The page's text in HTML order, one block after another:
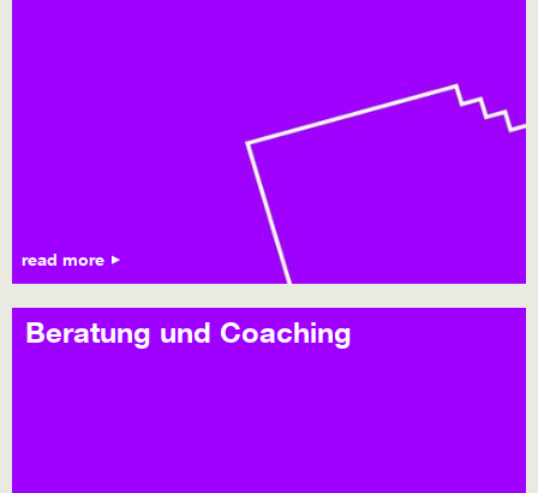
read more
Beratung und Coaching